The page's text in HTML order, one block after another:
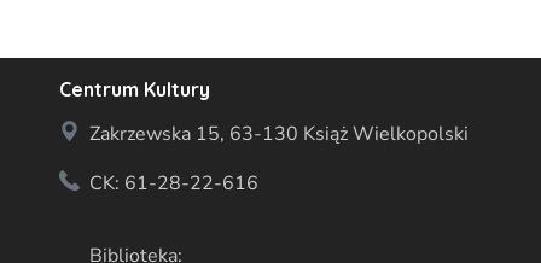
Centrum Kultury
Zakrzewska 15, 63-130 Książ Wielkopolski
CK: 61-28-22-616
Biblioteka: